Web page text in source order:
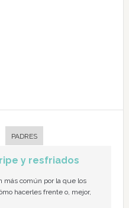
PADRES
y resfriados
más común por la que los
hacerles frente o, mejor,